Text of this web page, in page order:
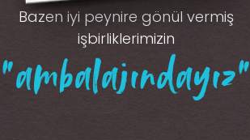
Bazen iyi peynire gönül vermiş
işbirliklerimizin
“ambalajındayız”